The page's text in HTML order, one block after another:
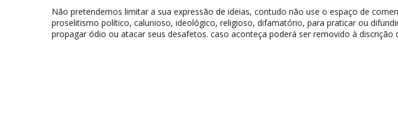
Não pretendemos limitar a sua expressão de ideias, contudo não use o espaço de
proselitismo político, calunioso, ideológico, religioso, difamatório, para praticar ou
propagar ódio ou atacar seus desafetos. caso aconteça poderá ser removido à discrição